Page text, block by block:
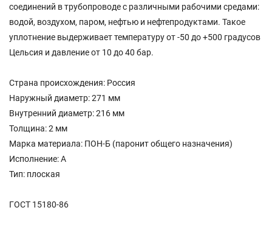
соединений в трубопроводе с различными рабочими средами:
водой, воздухом, паром, нефтью и нефтепродуктами. Такое
уплотнение выдерживает температуру от -50 до +500 градусов
Цельсия и давление от 10 до 40 бар.
Страна происхождения: Россия
Наружный диаметр: 271 мм
Внутренний диаметр: 216 мм
Толщина: 2 мм
Марка материала: ПОН-Б (паронит общего назначения)
Исполнение: А
Тип: плоская
ГОСТ 15180-86